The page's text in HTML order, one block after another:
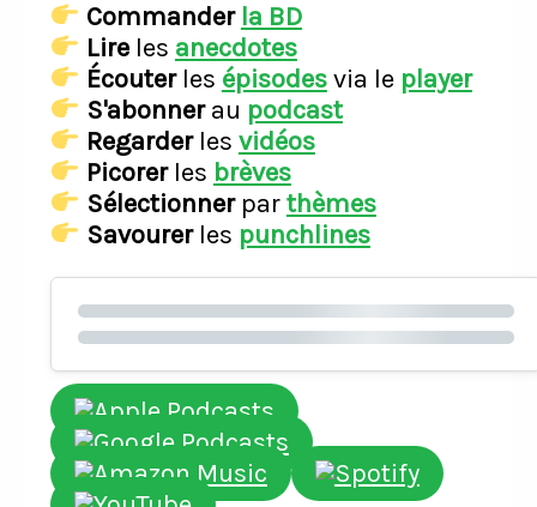
Commander la BD
Lireles anecdotes
Écouterles épisodesvia le player
S'abonnerau podcast
Regarderles vidéos
Picorerles brèves
Sélectionnerparthèmes
Savourerles punchlines